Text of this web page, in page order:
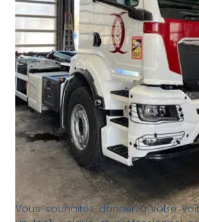
Vous souhaitez donner à votre